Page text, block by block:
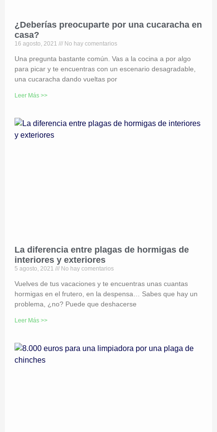
¿Deberías preocuparte por una cucaracha en
casa?
16 agosto, 2021 No hay comentarios
Una pregunta bastante común. Vas a la cocina a por algo
para picar y te encuentras con un escenario desagradable,
una cucaracha dando vueltas por
Leer Más >>
La diferencia entre plagas de hormigas de
interiores y exteriores
5 agosto, 2021 No hay comentarios
Vuelves de tus vacaciones y te encuentras unas cuantas
hormigas en el frutero, en la despensa… Sabes que hay un
problema, ¿no? Puede que deshacerse
Leer Más >>